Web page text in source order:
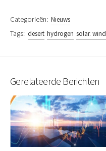
Categorieën: Nieuws
Tags: desert hydrogen solar. wind
Gerelateerde Berichten